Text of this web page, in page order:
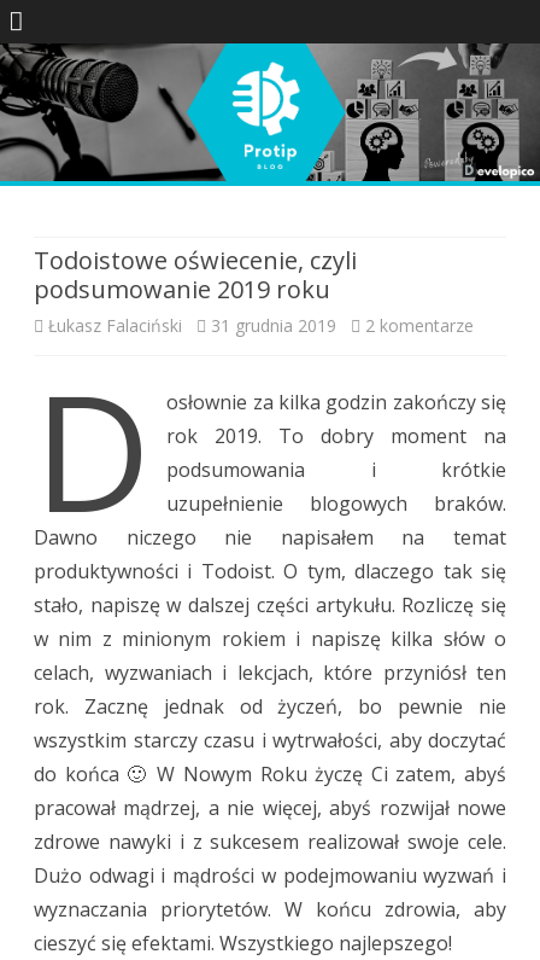
Todoistowe oświecenie, czyli
podsumowanie 2019 roku
Łukasz Falaciński 31 grudnia 2019 2 komentarze
2019
roku
D
osłownie za kilka godzin zakończy się
rok 2019. To dobry moment na
podsumowania i krótkie
uzupełnienie blogowych braków.
Dawno niczego nie napisałem na temat
produktywności i Todoist. O tym, dlaczego tak się
stało, napiszę w dalszej części artykułu. Rozliczę się
w nim z minionym rokiem i napiszę kilka słów o
celach, wyzwaniach i lekcjach, które przyniósł ten
rok. Zacznę jednak od życzeń, bo pewnie nie
wszystkim starczy czasu i wytrwałości, aby doczytać
do końca 🙂 W Nowym Roku życzę Ci zatem, abyś
pracował mądrzej, a nie więcej, abyś rozwijał nowe
zdrowe nawyki i z sukcesem realizował swoje cele.
Dużo odwagi i mądrości w podejmowaniu wyzwań i
wyznaczania priorytetów. W końcu zdrowia, aby
cieszyć się efektami. Wszystkiego najlepszego!